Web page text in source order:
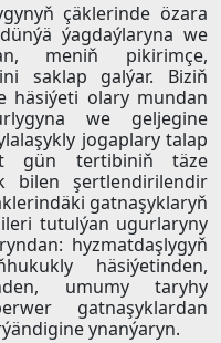
çäklerinde özara
ýagdaýlaryna we
meniň pikirimçe,
saklap galýar. Biziň
häsiýeti olary mundan
we geljegine
jogaplary talap
gün tertibiniň täze
bilen şertlendirilendir
gatnaşyklaryň
tutulýan ugurlaryny
hyzmatdaşlygyň
häsiýetinden,
umumy taryhy
gatnaşyklardan
ynanýaryn.